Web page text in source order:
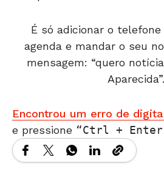
É só adicionar o
agenda e mandar o seu
mensagem: “quero
Aparecida”.
Encontrou um erro de
e pressione
Ctrl + Enter